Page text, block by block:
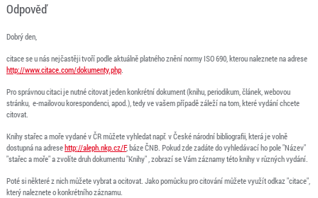
Odpověď
Dobrý den,
citace se u nás nejčastěji tvoří podle aktuálně platného znění normy ISO 690, kterou naleznete na adrese
http://www.citace.com/dokumenty.php.
Pro správnou citaci je nutné citovat jeden konkrétní dokument (knihu, periodikum, článek, webovou
stránku, e-mailovou korespondenci, apod.), tedy ve vašem případě záleží na tom, které vydání chcete
citovat.
Knihy stařec a moře vydané v ČR můžete vyhledat např. v České národní bibliografii, která je volně
dostupná na adresehttp://aleph.nkp.cz/F, báze ČNB. Pokud zde zadáte do vyhledávací ho pole "Název"
"stařec a moře" a zvolíte druh dokumentu "Knihy" , zobrazí se Vám záznamy této knihy v různých vydání.
Poté si některé z nich můžete vybrat a ocitovat. Jako pomůcku pro citování můžete využít odkaz "citace",
který naleznete o konkrétního záznamu.